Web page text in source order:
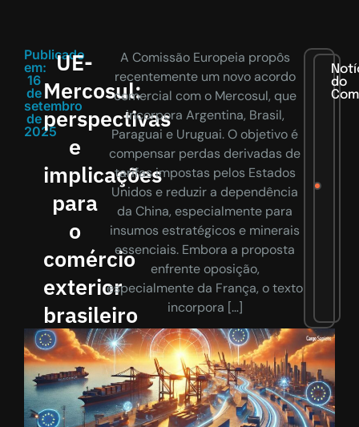
Publicado
em:
16
de
setembro
de
2025
UE-
Mercosul:
perspectivas
e
implicações
para
o
comércio
exterior
brasileiro
A Comissão Europeia propôs
recentemente um novo acordo
comercial com o Mercosul, que
incorpora Argentina, Brasil,
Paraguai e Uruguai. O objetivo é
compensar perdas derivadas de
tarifas impostas pelos Estados
Unidos e reduzir a dependência
da China, especialmente para
insumos estratégicos e minerais
essenciais. Embora a proposta
enfrente oposição,
especialmente da França, o texto
incorpora […]
do